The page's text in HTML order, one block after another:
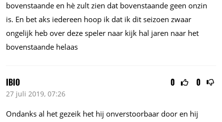
bovenstaande en hè zult zien dat bovenstaande geen onzin
is. En bet aks iedereen hoop ik dat ik dit seizoen zwaar
ongelijk heb over deze speler naar kijk hal jaren naar het
bovenstaande helaas
0 0
IBIO
27 juli 2019, 07:26
Ondanks al het gezeik het hij onverstoorbaar door en hij